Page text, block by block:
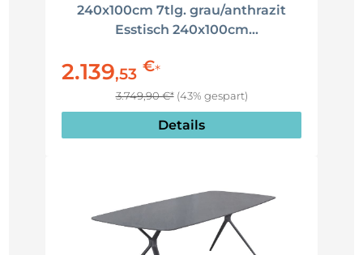
240x100cm 7tlg. grau/anthrazit
Esstisch 240x100cm
Gartenstühle Rope Sitzgruppe
2.139,53 €*
3.749,90 €* (43% gespart)
Details